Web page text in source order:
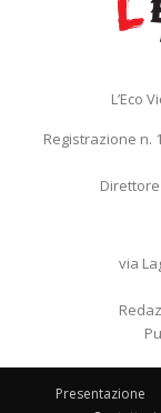
L’Eco
Registrazione n.
via
Presentazione